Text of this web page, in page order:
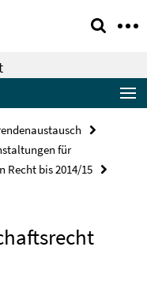
für
Recht bis 2014/15